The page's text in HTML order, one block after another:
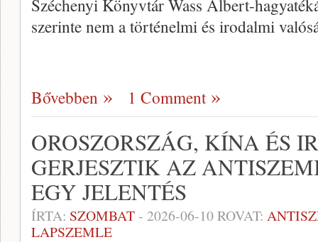
Széchenyi Könyvtár Wass Albert-
szerinte nem a történelmi és irodalmi
Bővebben 1 Comment
OROSZORSZÁG, KÍNA ÉS
GERJESZTIK AZ
EGY JELENTÉS
ÍRTA: SZOMBAT- 2026-06-10ROVAT:
LAPSZEMLE